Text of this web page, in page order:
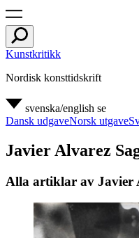
Kunstkritikk
Nordisk konsttidskrift
svenska/english se
Dansk udgaveNorsk utgave
Javier Alvarez
Alla artiklar av Javier